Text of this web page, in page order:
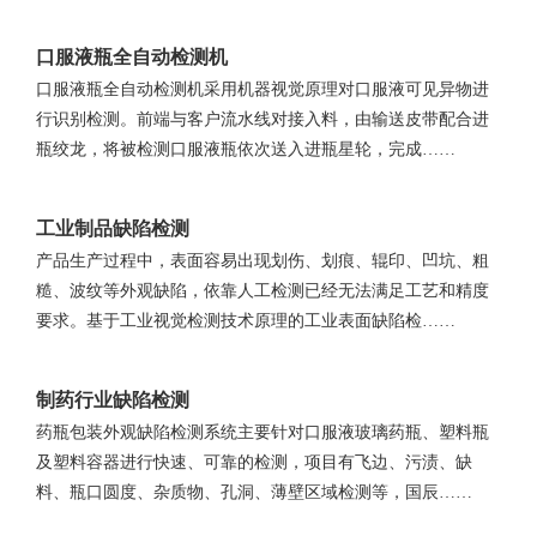
口服液瓶全自动检测机
口服液瓶全自动检测机采用机器视觉原理对口服液可见异物进
行识别检测。前端与客户流水线对接入料，由输送皮带配合进
瓶绞龙，将被检测口服液瓶依次送入进瓶星轮，完成……
工业制品缺陷检测
产品生产过程中，表面容易出现划伤、划痕、辊印、凹坑、粗
糙、波纹等外观缺陷，依靠人工检测已经无法满足工艺和精度
要求。基于工业视觉检测技术原理的工业表面缺陷检……
制药行业缺陷检测
药瓶包装外观缺陷检测系统主要针对口服液玻璃药瓶、塑料瓶
及塑料容器进行快速、可靠的检测，项目有飞边、污渍、缺
料、瓶口圆度、杂质物、孔洞、薄壁区域检测等，国辰……